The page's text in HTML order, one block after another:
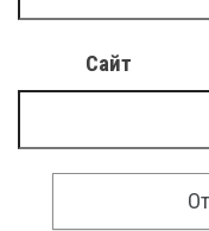
Сайт